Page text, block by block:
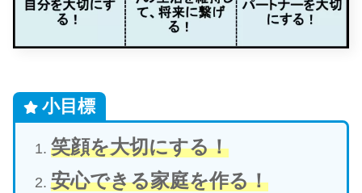
小目標
笑顔を大切にする！
安心できる家庭を作る！